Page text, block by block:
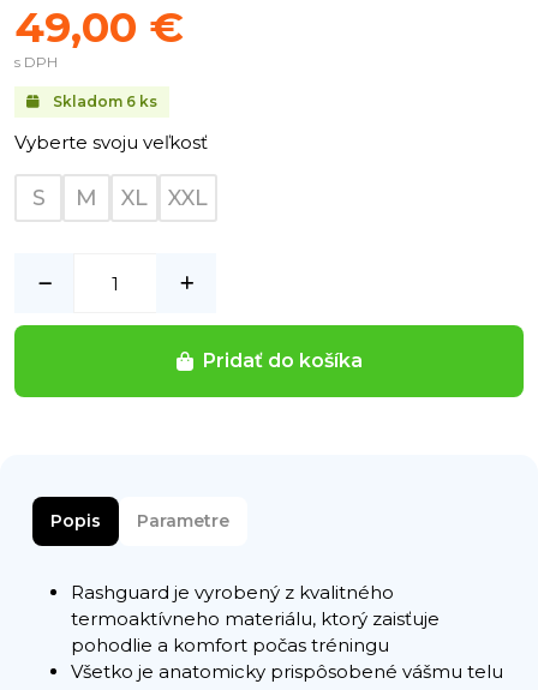
Skladom 6 ks
49,00 €
s DPH
Vyberte svoju veľkosť
S M XL XXL
Pridať do košíka
Popis Parametre
Rashguard je vyrobený z kvalitného
termoaktívneho materiálu, ktorý zaisťuje
pohodlie a komfort počas tréningu
Všetko je anatomicky prispôsobené vášmu telu